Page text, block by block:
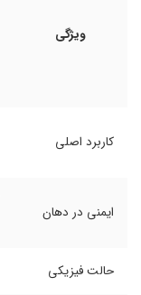
ویژگی
کاربرد اصلی
ایمنی در دهان
حالت فیزیکی